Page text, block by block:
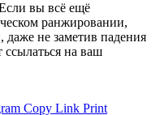
вы всё ещё
ранжировании,
даже не заметив падения
ссылаться на ваш
Copy Link Print